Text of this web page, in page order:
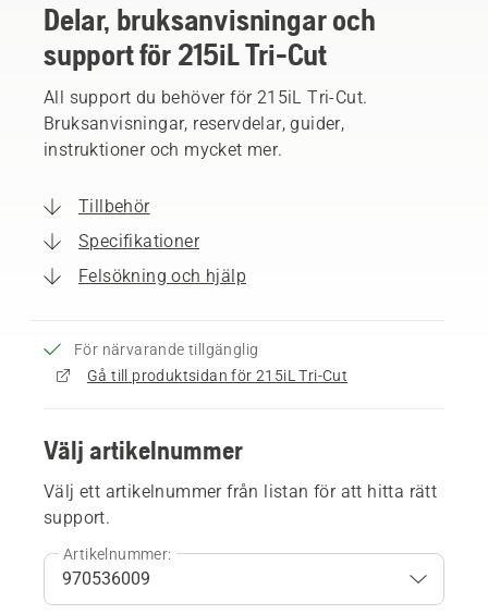
Delar, bruksanvisningar och
support för 215iL Tri-Cut
All support du behöver för 215iL Tri-Cut.
Bruksanvisningar, reservdelar, guider,
instruktioner och mycket mer.
Tillbehör
Specifikationer
Felsökning och hjälp
För närvarande tillgänglig
Gå till produktsidan för 215iL Tri-Cut
Välj artikelnummer
Välj ett artikelnummer från listan för att hitta rätt
support.
Artikelnummer: